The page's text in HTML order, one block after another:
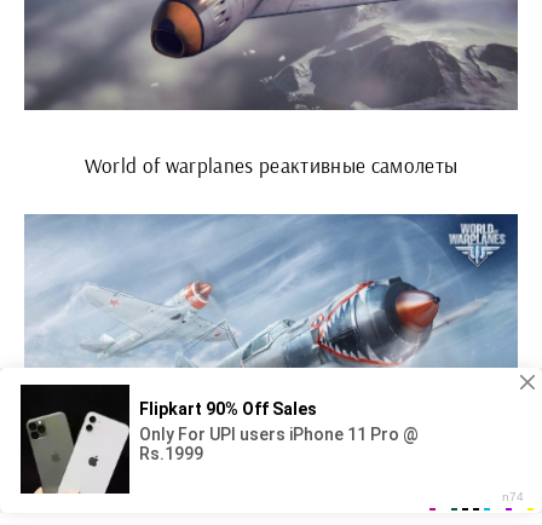
World of warplanes реактивные самолеты